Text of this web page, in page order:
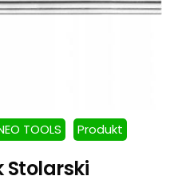
TOOLS Produkt
Stolarski